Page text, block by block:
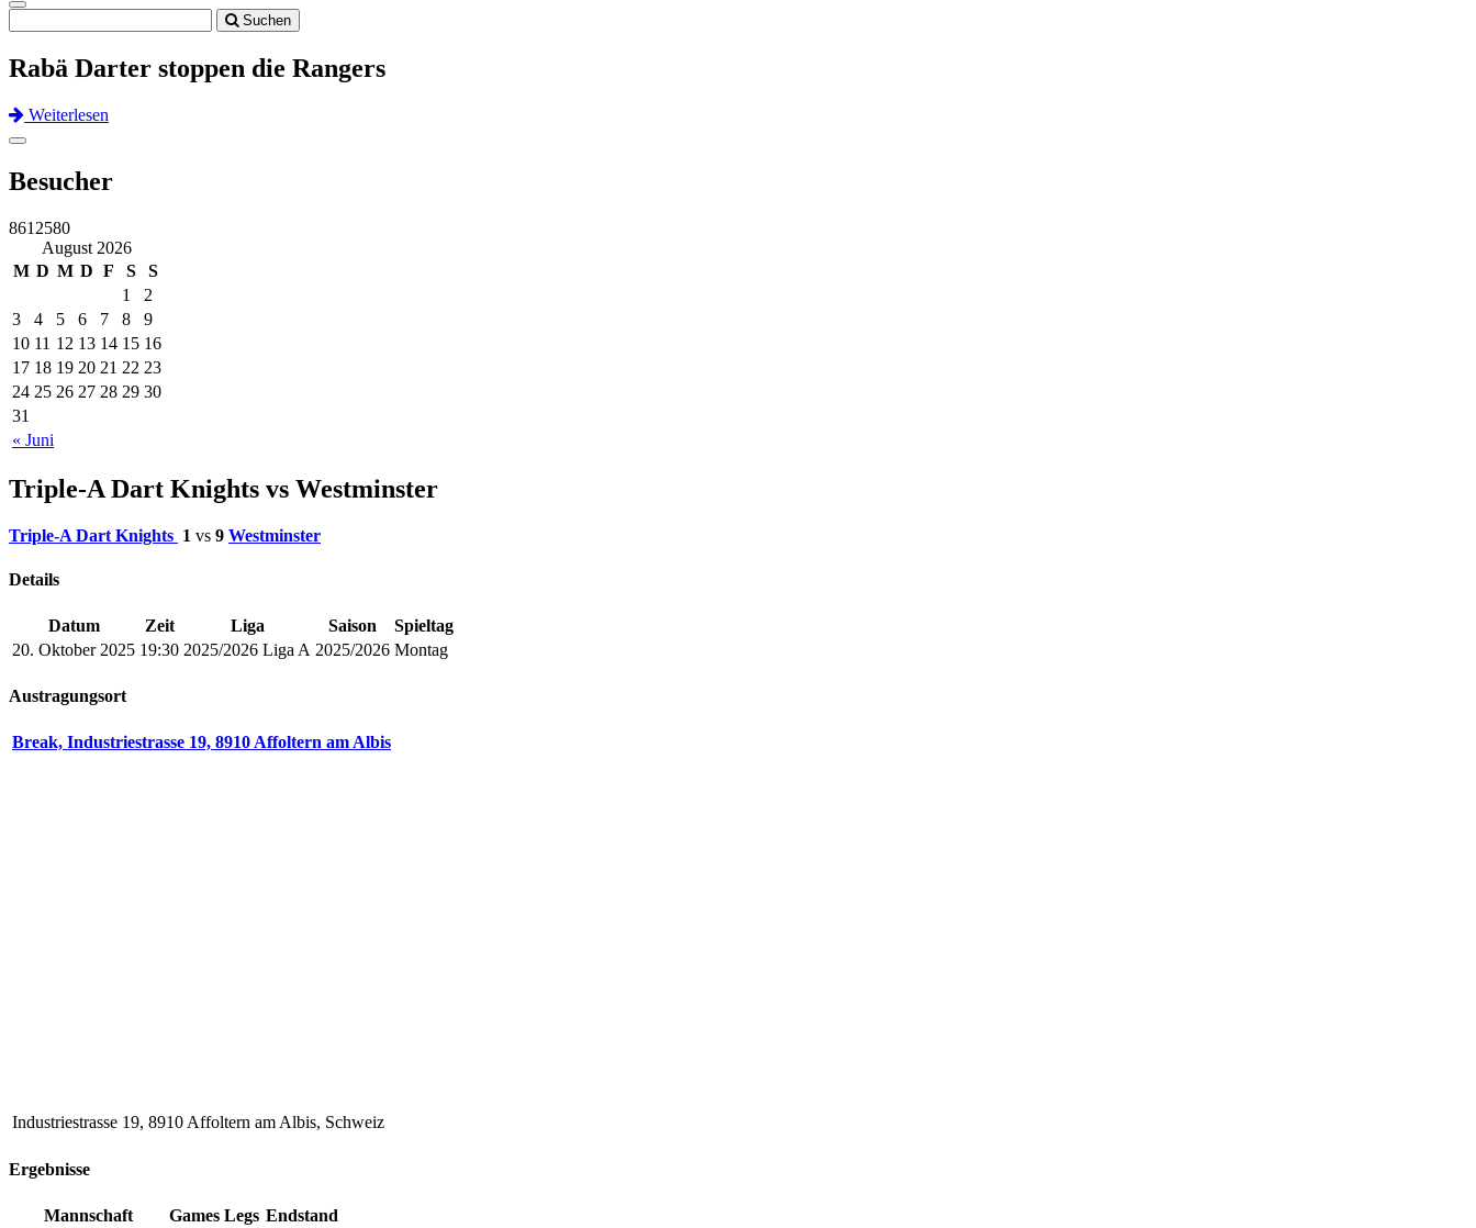
Toggle
navigation
Suchen
Rabä Darter stoppen die Rangers
Weiterlesen
Previous
Next
Toggle
Besucher
8612580
August 2026
M D M D F S S
« Juni
1
2
3
4 5 6 7 8
9
10 11 12 13 14 15 16
17 18 19 20 21 22 23
24 25 26 27 28 29 30
31
Triple-A Dart Knights vs Westminster
Triple-A Dart Knights 1 vs 9 Westminster
Details
Datum Zeit Liga Saison
Spieltag
20. Oktober 2025 19:30 2025/2026 Liga A 2025/2026 Montag
Austragungsort
Break, Industriestrasse 19, 8910 Affoltern am Albis
Industriestrasse 19, 8910 Affoltern am Albis, Schweiz
Ergebnisse
Mannschaft Games Legs Endstand